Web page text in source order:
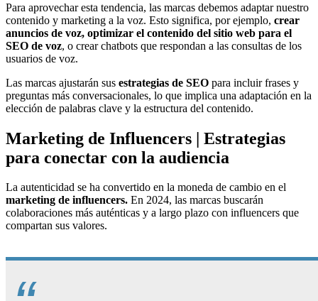
Para aprovechar esta tendencia, las marcas debemos adaptar nuestro
contenido y marketing a la voz. Esto significa, por ejemplo, crear
anuncios de voz, optimizar el contenido del sitio web para el
SEO de voz, o crear chatbots que respondan a las consultas de los
usuarios de voz.
Las marcas ajustarán sus estrategias de SEO para incluir frases y
preguntas más conversacionales, lo que implica una adaptación en la
elección de palabras clave y la estructura del contenido.
Marketing de Influencers | Estrategias
para conectar con la audiencia
La autenticidad se ha convertido en la moneda de cambio en el
marketing de influencers. En 2024, las marcas buscarán
colaboraciones más auténticas y a largo plazo con influencers que
compartan sus valores.